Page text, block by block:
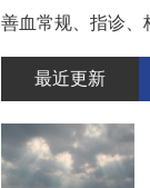
善血常规、指诊、
最近更新